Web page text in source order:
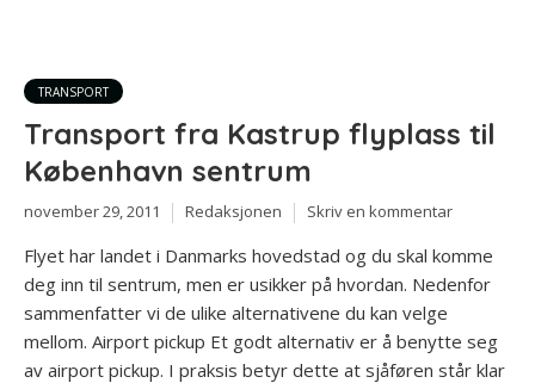
TRANSPORT
Transport fra Kastrup flyplass til
København sentrum
november 29, 2011 Redaksjonen Skriv en kommentar
Flyet har landet i Danmarks hovedstad og du skal komme
deg inn til sentrum, men er usikker på hvordan. Nedenfor
sammenfatter vi de ulike alternativene du kan velge
mellom. Airport pickup Et godt alternativ er å benytte seg
av airport pickup. I praksis betyr dette at sjåføren står klar